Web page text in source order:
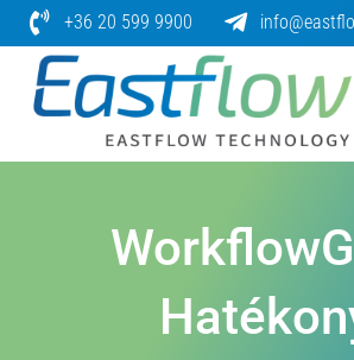
Skip
to
content
+36 20 599 9900